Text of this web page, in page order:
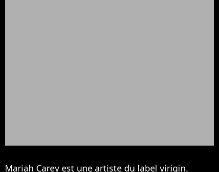
Mariah Carey est une artiste du label virigin.